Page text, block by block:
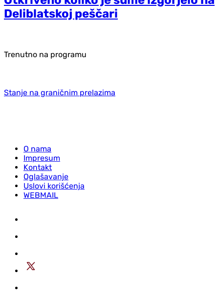
Deliblatskoj peščari
Trenutno na programu
Stanje na graničnim prelazima
O nama
Impresum
Kontakt
Oglašavanje
Uslovi korišćenja
WEBMAIL